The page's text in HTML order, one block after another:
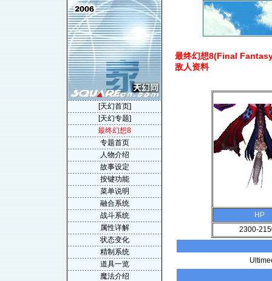
最终幻想8(Final
敌人资料
HP
2300-
[天幻首页]
[天幻专题]
最终幻想8
专题首页
人物介绍
故事设定
按键功能
菜单说明
融合系统
战斗系统
属性详解
状态变化
精制系统
道具一览
魔法介绍